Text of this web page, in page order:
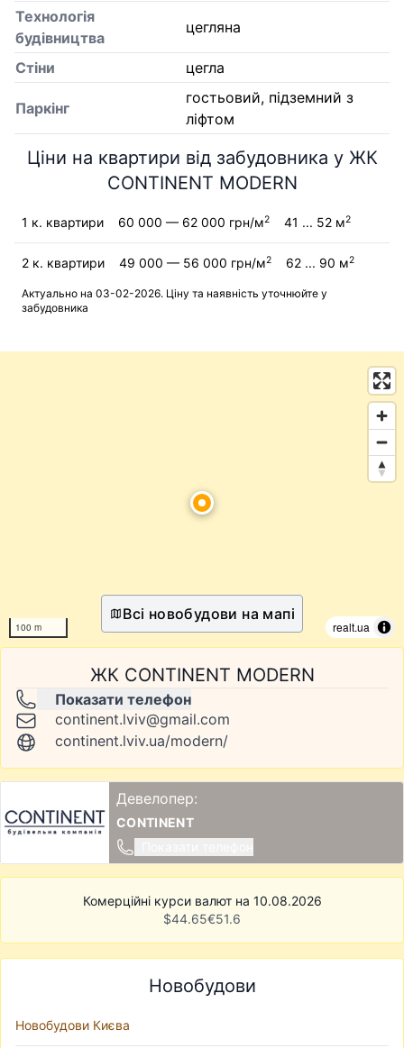
Технологія
будівництва
цегляна
Стіни цегла
Паркінг
гостьовий, підземний з
ліфтом
Ціни на квартири від забудовника у ЖК
CONTINENT MODERN
1 к. квартири 60 000 — 62 000 грн/м2 41 ... 52 м2
2 к. квартири 49 000 — 56 000 грн/м2 62 ... 90 м2
Актуально на 03-02-2026. Ціну та наявність уточнюйте у
забудовника
100 m realt.ua
Всі новобудови на мапі
ЖК CONTINENT MODERN
Показати телефон
continent.lviv@gmail.com
continent.lviv.ua/modern/
Девелопер:
CONTINENT
Комерційні курси валют на 10.08.2026
$44.65€51.6
Новобудови
Новобудови Києва